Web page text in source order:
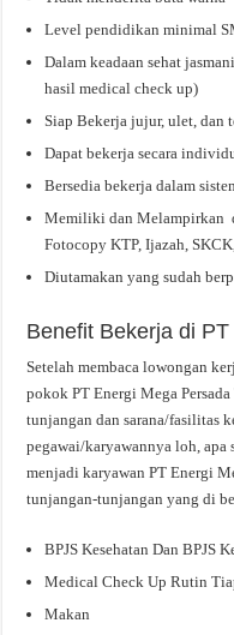
Level pendidikan minimal
Dalam keadaan sehat
hasil medical check up)
Siap Bekerja jujur, ulet, dan
Dapat bekerja secara
Bersedia bekerja dalam
Memiliki dan Melampirkan
Fotocopy KTP, Ijazah,
Diutamakan yang sudah
Benefit Bekerja di
Setelah membaca lowongan
pokok PT Energi Mega
tunjangan dan sarana/fasilitas
pegawai/karyawannya loh,
menjadi karyawan PT Energi
tunjangan-tunjangan yang di
BPJS Kesehatan Dan BPJS
Medical Check Up Rutin
Makan